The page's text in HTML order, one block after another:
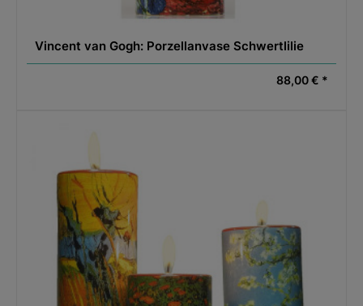
Vincent van Gogh: Porzellanvase Schwertlilie
88,00 € *